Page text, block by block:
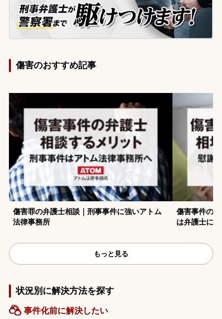
傷害のおすすめ記事
傷害罪の弁護士相談｜刑事事件に強いアトム
法律事務所
傷害事件の
は弁護士に
もっと見る
状況別に解決方法を探す
事件化前に解決したい